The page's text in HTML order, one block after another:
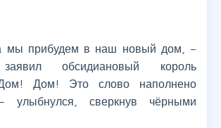
мы прибудем в наш новый дом, –
обсидиановый король
Дом! Это слово наполнено
улыбнулся, сверкнув чёрными